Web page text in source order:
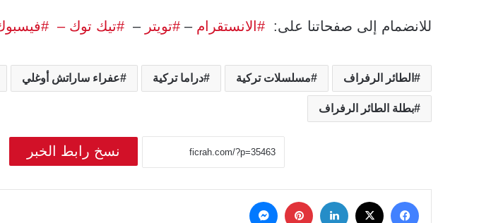
للانضمام إلى صفحاتنا على: #الانستقرام – #تويتر – #تيك توك –
الطائر الرفراف مسلسلات تركية دراما تركية عفراء ساراتش أوغلي
بطلة الطائر الرفراف
نسخ رابط الخبر
فيسبوك لينكدإن بينتيريست